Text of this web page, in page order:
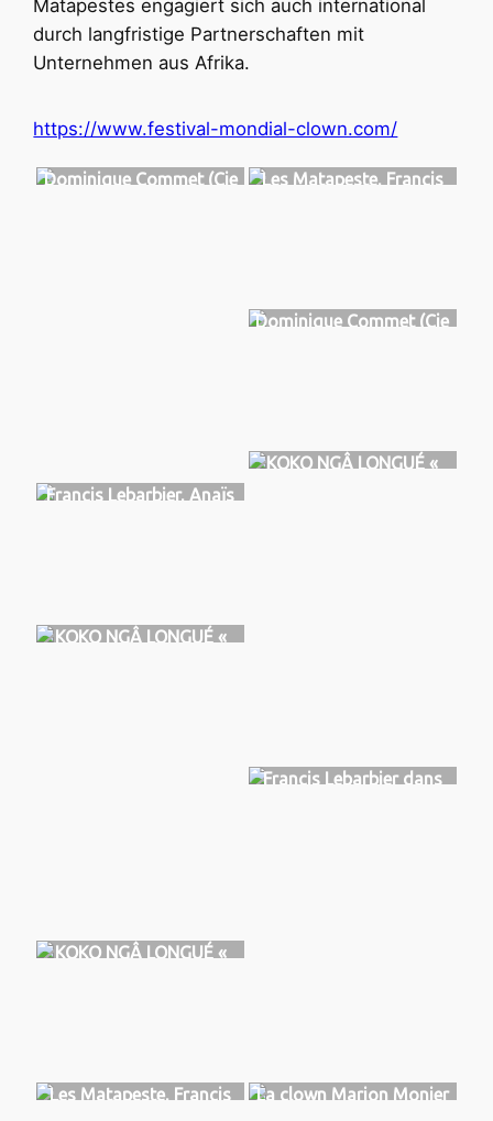
Matapestes engagiert sich auch international
durch langfristige Partnerschaften mit
Unternehmen aus Afrika.
https://www.festival-mondial-clown.com/
Dominique Commet (Cie
Les Matapeste, Francis
Dominique Commet (Cie
KOKO NGÂ LONGUÉ «
Francis Lebarbier, Anaïs
KOKO NGÂ LONGUÉ «
Francis Lebarbier dans
KOKO NGÂ LONGUÉ «
Les Matapeste, Francis
La clown Marion Monier